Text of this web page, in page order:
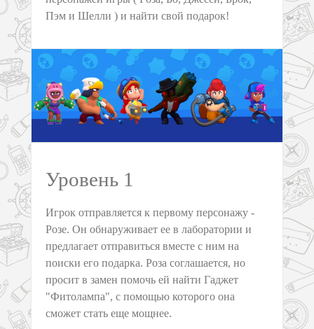
Пэм и Шелли ) и найти свой подарок!
Уровень 1
Игрок отправляется к первому персонажу -
Розе. Он обнаруживает ее в лаборатории и
предлагает отправиться вместе с ним на
поиски его подарка. Роза соглашается, но
просит в замен помочь ей найти Гаджет
"Фитолампа", с помощью которого она
сможет стать еще мощнее.